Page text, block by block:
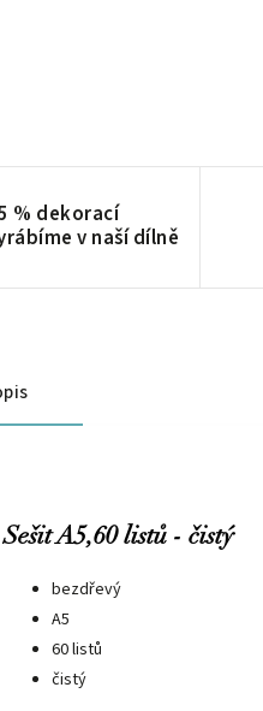
% dekorací
v naší dílně
Sešit A5,60 listů - čistý
bezdřevý
A5
60 listů
čistý